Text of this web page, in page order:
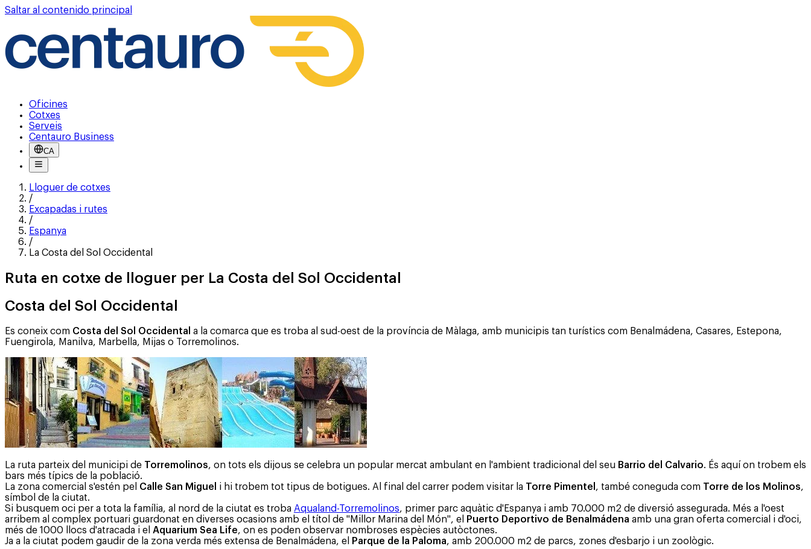
Saltar al contenido principal
Oficines
Cotxes
Serveis
Centauro Business
CA
Lloguer de cotxes
/
Excapadas i rutes
/
Espanya
/
La Costa del Sol Occidental
Ruta en cotxe de lloguer per La Costa del Sol Occidental
Costa del Sol Occidental
Es coneix com Costa del Sol Occidental a la comarca que es troba al sud-oest de la província de Màlaga, amb municipis tan turístics com Benalmádena, Casares, Estepona,
Fuengirola, Manilva, Marbella, Mijas o Torremolinos.
La ruta parteix del municipi de Torremolinos, on tots els dijous se celebra un popular mercat ambulant en l'ambient tradicional del seu Barrio del Calvario. És aquí on trobem els
bars més típics de la població.
La zona comercial s'estén pel Calle San Miguel i hi trobem tot tipus de botigues. Al final del carrer podem visitar la Torre Pimentel , també coneguda com Torre de los Molinos,
símbol de la ciutat.
Si busquem oci per a tota la família, al nord de la ciutat es troba Aqualand-Torremolinos, primer parc aquàtic d'Espanya i amb 70.000 m2 de diversió assegurada. Més a l'oest
arribem al complex portuari guardonat en diverses ocasions amb el títol de "Millor Marina del Món", el
Puerto Deportivo de Benalmádena amb una gran oferta comercial i d'oci,
més de 1000 llocs d'atracada i el Aquarium Sea Life, on es poden observar nombroses espècies autòctones.
Ja a la ciutat podem gaudir de la zona verda més extensa de Benalmádena, el
Parque de la Paloma, amb 200.000 m2 de parcs, zones d'esbarjo i un zoològic.